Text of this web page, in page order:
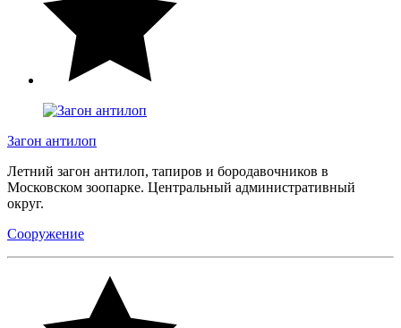
Загон антилоп
Летний загон антилоп, тапиров и бородавочников в
Московском зоопарке. Центральный административный
округ.
Сооружение